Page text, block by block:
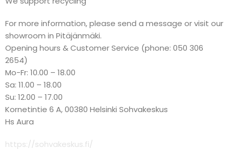
For more information, please send a message or visit our
showroom in Pitäjänmäki.
Opening hours & Customer Service (phone: 050 306
2654)
Mo-Fr: 10.00 – 18.00
Sa: 11.00 – 18.00
Su: 12.00 – 17.00
Kornetintie 6 A, 00380 Helsinki Sohvakeskus
Hs Aura
https://sohvakeskus.fi/